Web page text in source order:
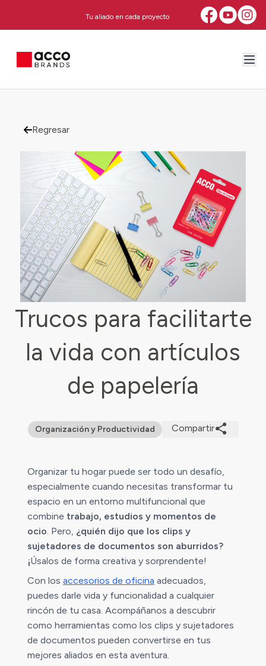
Tu aliado en cada proyecto
Regresar
Trucos para facilitarte
la vida con artículos
de papelería
Organización y Productividad Compartir
Organizar tu hogar puede ser todo un desafío,
especialmente cuando necesitas transformar tu
espacio en un entorno multifuncional que
combine trabajo, estudios y momentos de
ocio. Pero, ¿quién dijo que los clips y
sujetadores de documentos son aburridos?
¡Úsalos de forma creativa y sorprendente!
Con los accesorios de oficina adecuados,
puedes darle vida y funcionalidad a cualquier
rincón de tu casa. Acompáñanos a descubrir
como herramientas como los clips y sujetadores
de documentos pueden convertirse en tus
mejores aliados en esta aventura.